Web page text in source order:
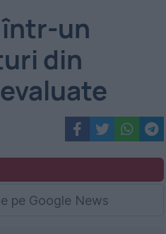
într-un
din
pe Google News